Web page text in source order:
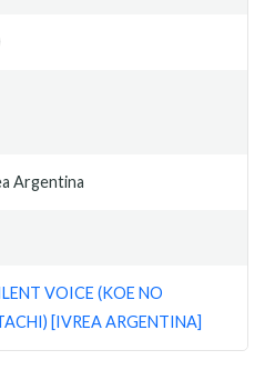
Argentina
VOICE (KOE NO
[IVREA ARGENTINA]